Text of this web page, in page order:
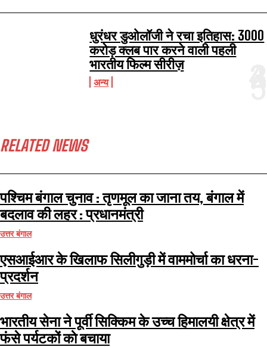
धुरंधर डुओलॉजी ने रचा इतिहास: 3000
करोड़ क्लब पार करने वाली पहली
भारतीय फिल्म सीरीज़
अन्य
RELATED NEWS
पश्चिम बंगाल चुनाव : तृणमूल का जाना तय, बंगाल में
बदलाव की लहर : प्रधानमंत्री
उत्तर बंगाल
एसआईआर के खिलाफ सिलीगुड़ी में वाममोर्चा का धरना-
प्रदर्शन
उत्तर बंगाल
भारतीय सेना ने पूर्वी सिक्किम के उच्च हिमालयी क्षेत्र में
फंसे पर्यटकों काे बचाया